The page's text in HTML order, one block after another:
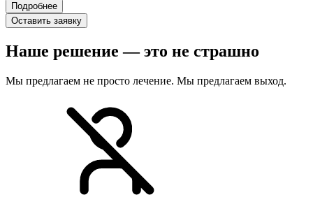
Подробнее
Оставить заявку
Наше решение — это не страшно
Мы предлагаем не просто лечение. Мы предлагаем выход.